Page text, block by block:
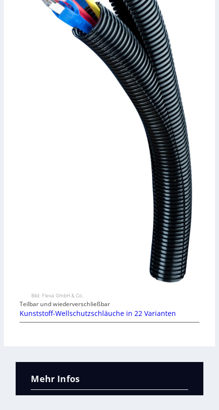
Bild: Flexa GmbH & Co.
Teilbar und wiederverschließbar
Kunststoff-Wellschutzschläuche in 22 Varianten
Mehr Infos